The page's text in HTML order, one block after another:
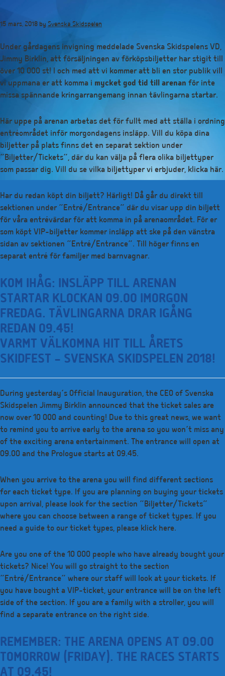
huvudinnehåll
15 mars, 2018 by Svenska Skidspelen
Under gårdagens invigning meddelade Svenska Skidspelens VD,
Jimmy Birklin, att försäljningen av förköpsbiljetter har stigit till
över 10 000 st! I och med att vi kommer att bli en stor publik vill
vi uppmana er att komma i mycket god tid till arenan för inte
missa spännande kringarrangemang innan tävlingarna startar.
Här uppe på arenan arbetas det för fullt med att ställa i ordning
entréområdet inför morgondagens insläpp. Vill du köpa dina
biljetter på plats finns det en separat sektion under
”Biljetter/Tickets”, där du kan välja på flera olika biljettyper
som passar dig. Vill du se vilka biljettyper vi erbjuder, klicka här.
Har du redan köpt din biljett? Härligt! Då går du direkt till
sektionen under ”Entré/Entrance” där du visar upp din biljett
för våra entrévärdar för att komma in på arenaområdet. För er
som köpt VIP-biljetter kommer insläpp att ske på den vänstra
sidan av sektionen ”Entré/Entrance”. Till höger finns en
separat entré för familjer med barnvagnar.
KOM IHÅG: INSLÄPP TILL ARENAN
STARTAR KLOCKAN 09.00 IMORGON
FREDAG. TÄVLINGARNA DRAR IGÅNG
REDAN 09.45!
VARMT VÄLKOMNA HIT TILL ÅRETS
SKIDFEST – SVENSKA SKIDSPELEN 2018!
During yesterday’s Official Inauguration, the CEO of Svenska
Skidspelen Jimmy Birklin announced that the ticket sales are
now over 10 000 and counting! Due to this great news, we want
to remind you to arrive early to the arena so you won’t miss any
of the exciting arena entertainment. The entrance will open at
09.00 and the Prologue starts at 09.45.
When you arrive to the arena you will find different sections
for each ticket type. If you are planning on buying your tickets
upon arrival, please look for the section ”Biljetter/Tickets”
where you can choose between a range of ticket types. If you
need a guide to our ticket types, please klick here.
Are you one of the 10 000 people who have already bought your
tickets? Nice! You will go straight to the section
”Entré/Entrance” where our staff will look at your tickets. If
you have bought a VIP-ticket, your entrance will be on the left
side of the section. If you are a family with a stroller, you will
find a separate entrance on the right side.
REMEMBER: THE ARENA OPENS AT 09.00
TOMORROW (FRIDAY). THE RACES STARTS